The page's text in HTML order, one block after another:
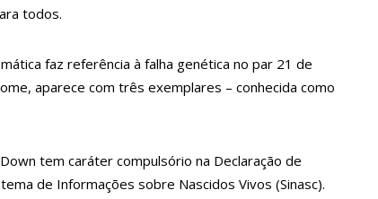
de dinheiro no Rio de Janeiro
todos.
faz referência à falha genética no par 21 de
aparece com três exemplares – conhecida como
tem caráter compulsório na Declaração de
de Informações sobre Nascidos Vivos (Sinasc).